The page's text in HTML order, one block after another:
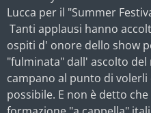
Lucca per il "Summer
Tanti applausi hanno
ospiti d' onore dello show
"fulminata" dall' ascolto
campano al punto di
possibile. E non è detto